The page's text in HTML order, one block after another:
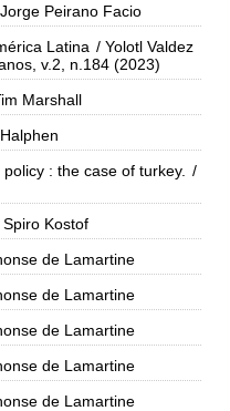
Peirano Facio
Latina / Yolotl Valdez
v.2, n.184 (2023)
Marshall
: the case of turkey. /
Spiro Kostof
de Lamartine
de Lamartine
de Lamartine
de Lamartine
de Lamartine